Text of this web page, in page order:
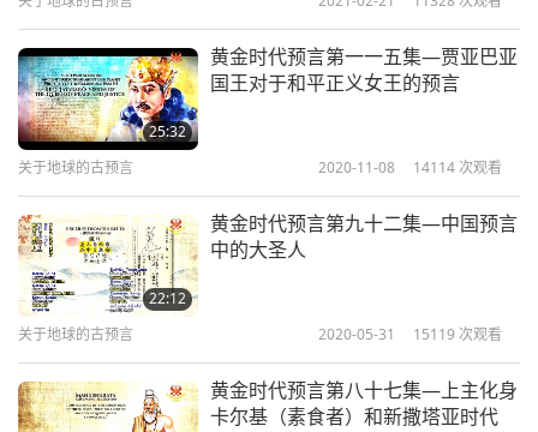
25:32
黄金时代预言第一一五集—贾亚巴亚
国王对于和平正义女王的预言
关于地球的古预言 2020-11-08 14114 次观看
22:12
黄金时代预言第九十二集—中国预言
中的大圣人
关于地球的古预言 2020-05-31 15119 次观看
黄金时代预言第八十七集—上主化身
卡尔基（素食者）和新撒塔亚时代